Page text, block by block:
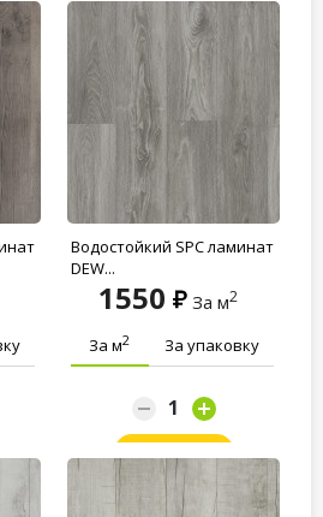
Водостойкий SPC ламинат
DEW...
1550 За м2
За м2 За упаковку